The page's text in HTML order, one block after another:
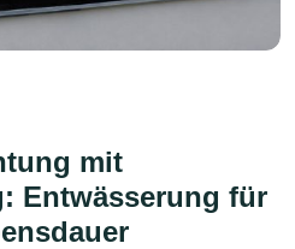
mit
Entwässerung für